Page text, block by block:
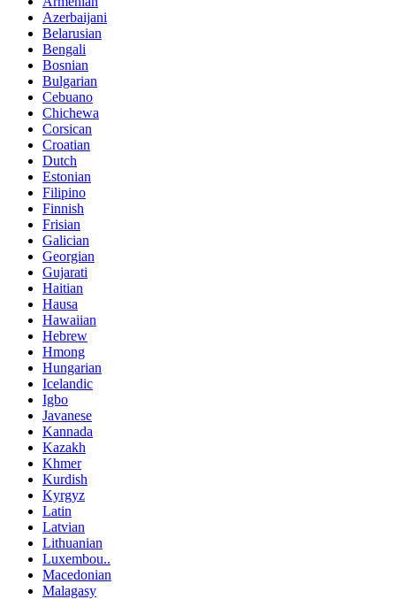
Azerbaijani
Belarusian
Bengali
Bosnian
Bulgarian
Cebuano
Chichewa
Corsican
Croatian
Dutch
Estonian
Filipino
Finnish
Frisian
Galician
Georgian
Gujarati
Haitian
Hausa
Hawaiian
Hebrew
Hmong
Hungarian
Icelandic
Igbo
Javanese
Kannada
Kazakh
Khmer
Kurdish
Kyrgyz
Latin
Latvian
Lithuanian
Luxembou..
Macedonian
Malagasy